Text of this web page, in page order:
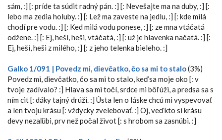
sám, :] [: príde ta súdit radný pán. :] [: Nevešajte ma na duby, :] [:
lebo ma zedia holuby. :] [: Lež ma zaveste na jedlu, :] [: kde milá
chodí pre vodu. :] [: Ked milá vodu ponese, :] [: ze mna vtáčatá
odžene. :] [: Ej, heši, heši, vtáčatá, :] [: už je hlavenka načatá. :] [:
Ej, heši, heši z milého, :] [: z jeho telenka bieleho. :]
Galko 1/091 | Povedz mi, dievčatko, čo sa mi to stalo(3%)
Povedz mi, dievčatko, čo sa mi to stalo, keď sa moje oko [: v
tvoje zadívalo? :] Hlava sa mi točí, srdce mi bôľ úži, a predsa sa s
ním cit [: dáky tajný drúži. :] Ústa len o láske chcú mi vyspevovať
a len tvoju krásu [: vždycky zvelebovať. :] Oj, veď kto si krásu
devy nezaľúbi, prv než počal život [: s hrobom sa zasnúbi. :]